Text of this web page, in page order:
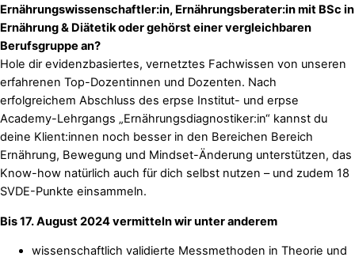
Ernährungswissenschaftler:in, Ernährungsberater:in mit BSc in
Ernährung & Diätetik oder gehörst einer vergleichbaren
Berufsgruppe an?
Hole dir evidenzbasiertes, vernetztes Fachwissen von unseren
erfahrenen Top-Dozentinnen und Dozenten. Nach
erfolgreichem Abschluss des erpse Institut- und erpse
Academy-Lehrgangs „Ernährungsdiagnostiker:in“ kannst du
deine Klient:innen noch besser in den Bereichen Bereich
Ernährung, Bewegung und Mindset-Änderung unterstützen, das
Know-how natürlich auch für dich selbst nutzen – und zudem 18
SVDE-Punkte einsammeln.
Bis 17. August 2024 vermitteln wir unter anderem
wissenschaftlich validierte Messmethoden in Theorie und